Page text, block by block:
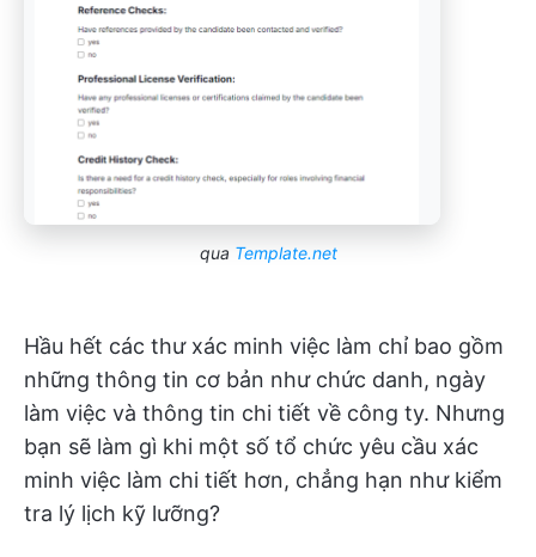
qua Template.net
Hầu hết các thư xác minh việc làm chỉ bao gồm
những thông tin cơ bản như chức danh, ngày
làm việc và thông tin chi tiết về công ty. Nhưng
bạn sẽ làm gì khi một số tổ chức yêu cầu xác
minh việc làm chi tiết hơn, chẳng hạn như kiểm
tra lý lịch kỹ lưỡng?